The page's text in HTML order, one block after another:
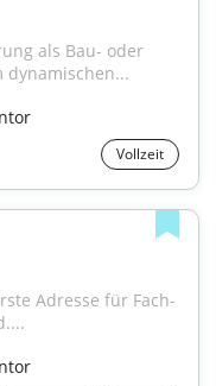
als Bau- oder
Vollzeit
Adresse für Fach-